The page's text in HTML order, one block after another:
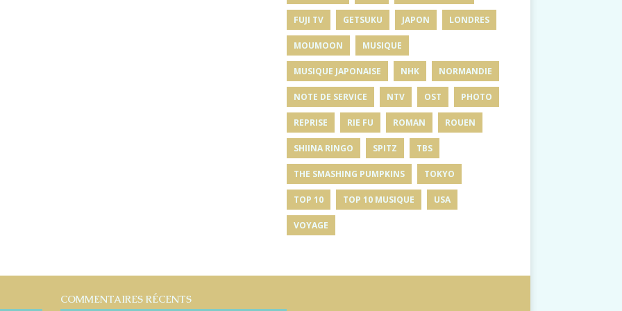
FUJI TV GETSUKU JAPON LONDRES
MOUMOON MUSIQUE
MUSIQUE JAPONAISE NHK NORMANDIE
NOTE DE SERVICE NTV OST PHOTO
REPRISE RIE FU ROMAN ROUEN
SHIINA RINGO SPITZ TBS
THE SMASHING PUMPKINS TOKYO
TOP 10 TOP 10 MUSIQUE USA
VOYAGE
COMMENTAIRES RÉCENTS